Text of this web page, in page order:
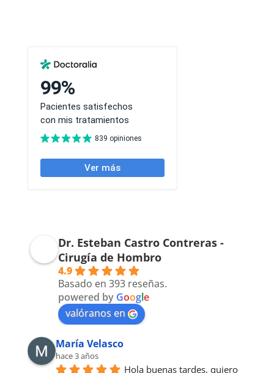
Dr. Esteban Castro Contreras -
Cirugía de Hombro
4.9
Basado en 393 reseñas.
powered by Google
valóranos en
María Velasco
hace 3 años
Hola buenas tardes, quiero